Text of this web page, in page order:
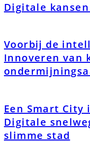
Digitale
Voorbij de
Innoveren van
Een Smart City
Digitale
slimme stad